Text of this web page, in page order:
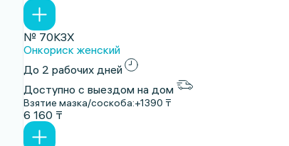
№ 70КЗХ
Онкориск женский
До 2 рабочих дней
Доступно с выездом на дом
Взятие мазка/соскоба:+1390 ₸
6 160 ₸